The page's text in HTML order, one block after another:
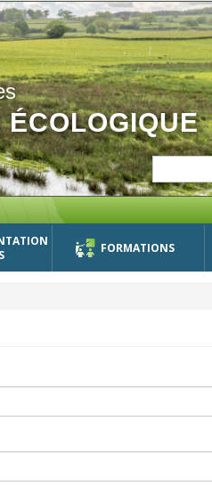
ÉCOLOGIQUE
FORMATIONS